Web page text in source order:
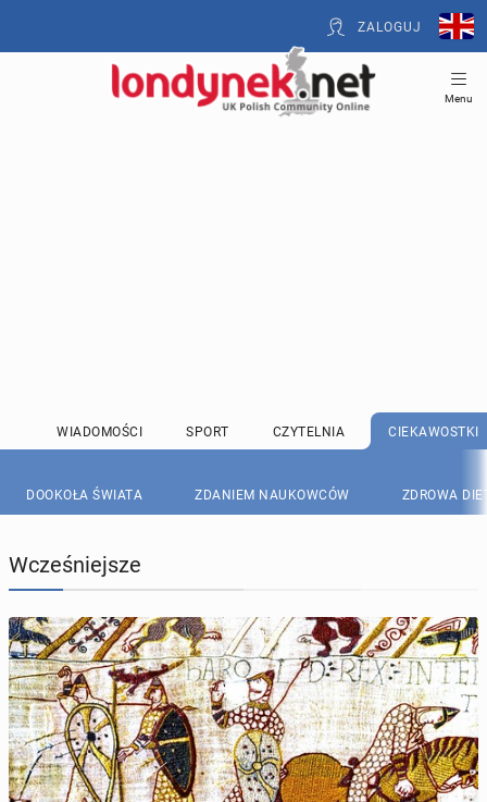
ZALOGUJ
Menu
WIADOMOŚCI SPORT CZYTELNIA CIEKAWOSTKI
DOOKOŁA ŚWIATA ZDANIEM NAUKOWCÓW ZDROWA
Wcześniejsze